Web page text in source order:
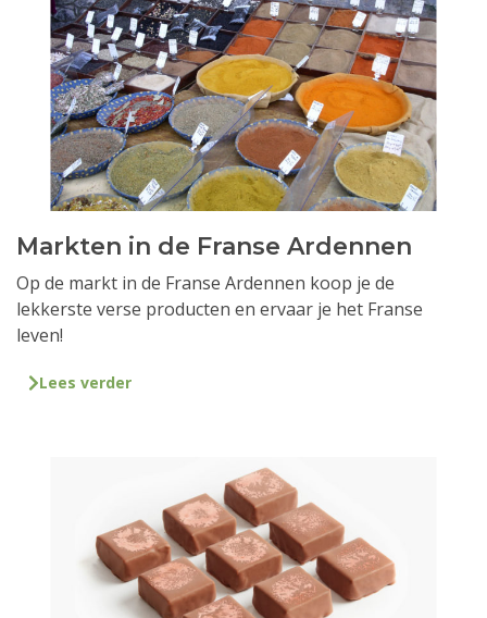
Markten in de Franse Ardennen
Op de markt in de Franse Ardennen koop je de
lekkerste verse producten en ervaar je het Franse
leven!
Lees verder